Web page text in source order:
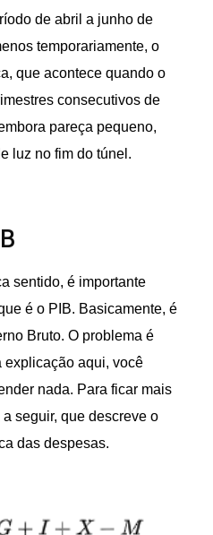
de abril a junho de
temporariamente, o
que acontece quando o
consecutivos de
pareça pequeno,
luz no fim do túnel.
sentido, é importante
é o PIB. Basicamente, é
Bruto. O problema é
explicação aqui, você
nada. Para ficar mais
seguir, que descreve o
das despesas.